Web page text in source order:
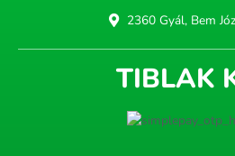
2360 Gyál, Bem
TIBLAK